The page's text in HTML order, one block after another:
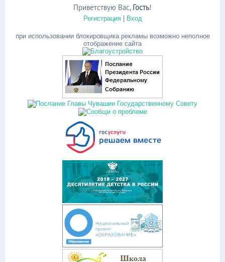
Приветствую Вас, Гость!
Регистрация| Вход
при использовании блокировщика рекламы возможно неполное
отображение сайта